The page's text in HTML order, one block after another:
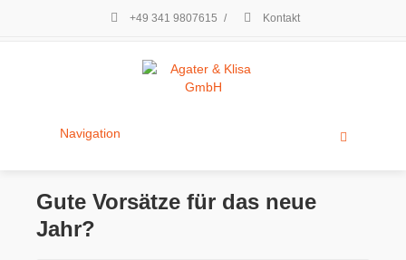
+49 341 9807615 / Kontakt
Navigation
Gute Vorsätze für das neue
Jahr?